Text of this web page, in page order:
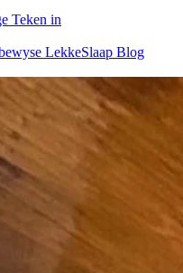
Teken in
LekkeSlaap Blog